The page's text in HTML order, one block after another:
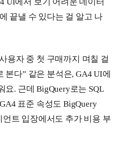
끝낼 수 있다는 걸 알고 나
용자 중 첫 구매까지 며칠 걸
다” 같은 분석은, GA4 UI에
요. 근데 BigQuery로는 SQL
표준 속성도 BigQuery
트 입장에서도 추가 비용 부